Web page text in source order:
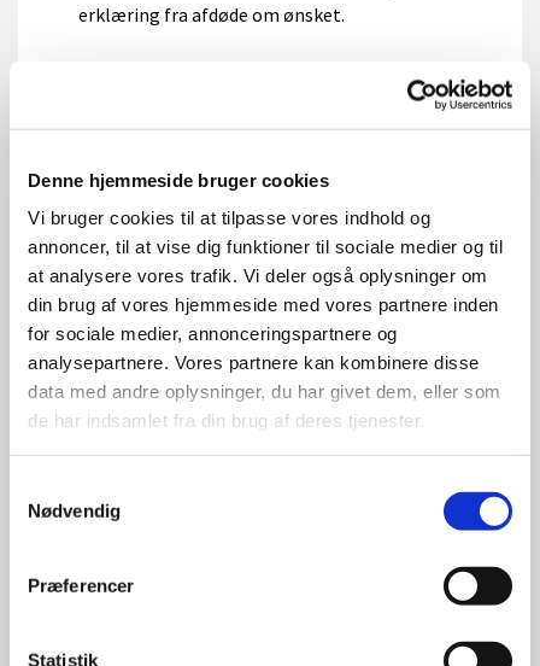
Denne hjemmeside bruger cookies
Vi bruger cookies til at tilpasse vores indhold og
annoncer, til at vise dig funktioner til sociale medier og til
at analysere vores trafik. Vi deler også oplysninger om
din brug af vores hjemmeside med vores partnere inden
for sociale medier, annonceringspartnere og
analysepartnere. Vores partnere kan kombinere disse
data med andre oplysninger, du har givet dem, eller som
de har indsamlet fra din brug af deres tjenester.
Nødvendig
Præferencer
Statistik
erklæring fra afdøde om ønsket.
Hvis afdøde ønskede at blive begravet, bliver
hvorefter kisten bliver kørt ud til graven, hvor
Samtale med præsten
Inden begravelsen eller bisættelsen mødes
afdødes pårørende med præsten for at
tilrettelægge højtideligheden.
Her kan du fortælle om den afdøde og vælge
salmer.
Tal med præsten, hvis du har andre ønsker.
Præsten kan også tilbyde støtte og sjælesorg.